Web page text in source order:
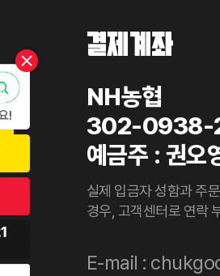
결제계좌
NH농협
302-0938-
예금주 : 권오
실제 입금자 성함과 주
경우, 고객센터로 연락
E-mail :